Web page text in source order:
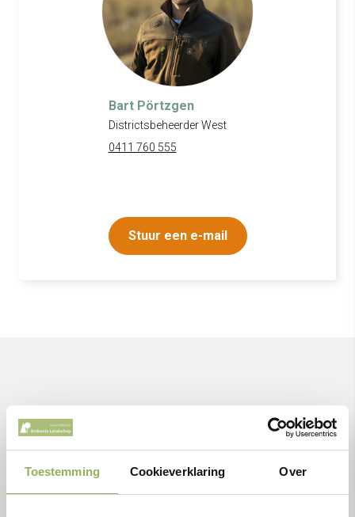
Toestemming Cookieverklaring Over
Bart Pörtzgen
Districtsbeheerder West
0411 760 555
Stuur een e-mail